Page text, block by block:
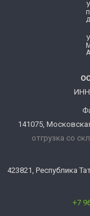
ИНН
141075,
отгрузка со
423821, Республика
+7